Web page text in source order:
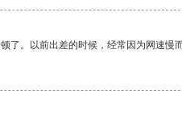
。以前出差的时候，经常因为网速慢